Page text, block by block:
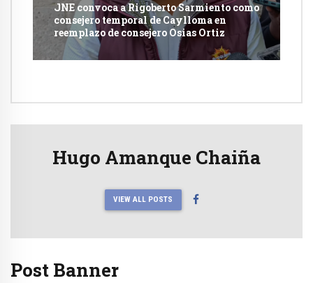
JNE convoca a Rigoberto Sarmiento como
consejero temporal de Caylloma en
reemplazo de consejero Osias Ortiz
Hugo Amanque Chaiña
VIEW ALL POSTS
Post Banner